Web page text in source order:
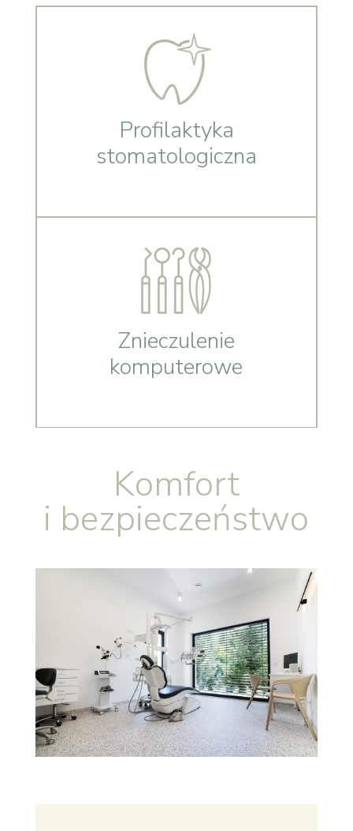
Profilaktyka
stomatologiczna
Znieczulenie
komputerowe
Komfort
i bezpieczeństwo